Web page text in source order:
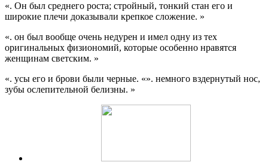
«. Он был среднего роста; стройный, тонкий стан его и
широкие плечи доказывали крепкое сложение. »
«. он был вообще очень недурен и имел одну из тех
оригинальных физиономий, которые особенно нравятся
женщинам светским. »
«. усы его и брови были черные. «». немного вздернутый нос,
зубы ослепительной белизны. »